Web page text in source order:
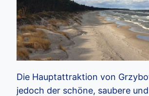
Die Hauptattraktion von
jedoch der schöne, saubere